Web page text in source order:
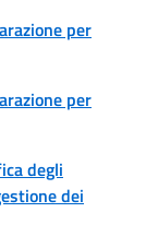
per
per
degli
dei